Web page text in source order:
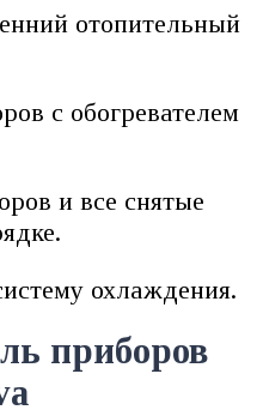
отопительный
с обогревателем
и все снятые
охлаждения.
приборов